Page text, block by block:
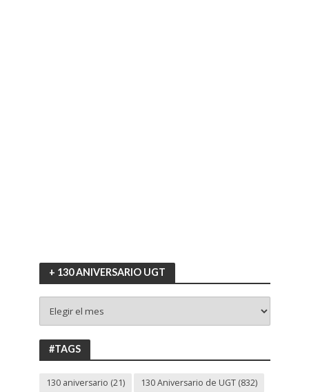
+ 130 ANIVERSARIO UGT
130
ANIVERSARIO
UGT
#TAGS
130 aniversario (21) 130 Aniversario de UGT(832)